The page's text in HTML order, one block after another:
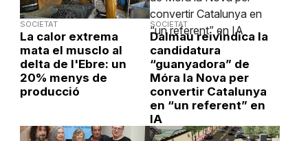
SOCIETAT
La calor extrema
mata el musclo al
delta de l'Ebre: un
20% menys de
producció
SOCIETAT
Dalmau reivindica la
candidatura
“guanyadora” de
Móra la Nova per
convertir Catalunya
en “un referent” en
IA